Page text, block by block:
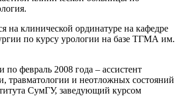
на клинической ординатуре на кафедре
по курсу урологии на базе ТГМА им.
по февраль 2008 года – ассистент
травматологии и неотложных состояний
СумГУ, заведующий курсом